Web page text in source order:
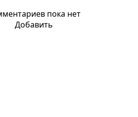
пока нет
Добавить